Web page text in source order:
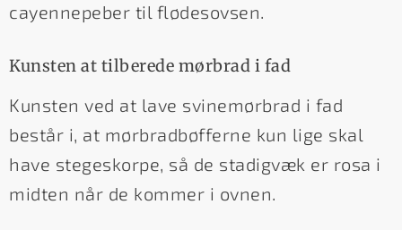
cayennepeber til flødesovsen.
Kunsten at tilberede mørbrad i fad
Kunsten ved at lave svinemørbrad i fad
består i, at mørbradbøfferne kun lige skal
have stegeskorpe, så de stadigvæk er rosa i
midten når de kommer i ovnen.